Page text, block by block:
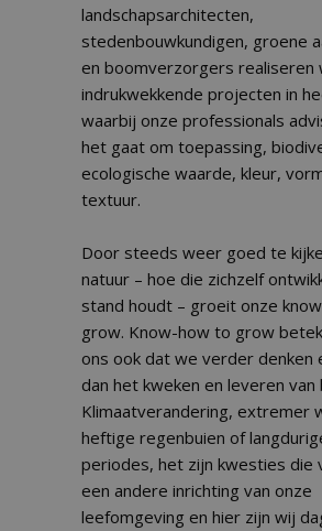
landschapsarchitecten,
stedenbouwkundigen, groene
en boomverzorgers realiseren
indrukwekkende projecten in
waarbij onze professionals
het gaat om toepassing,
ecologische waarde, kleur,
textuur.
Door steeds weer goed te
natuur – hoe die zichzelf
stand houdt – groeit onze
grow. Know-how to grow
ons ook dat we verder denken
dan het kweken en leveren van
Klimaatverandering, extremer
heftige regenbuien of
periodes, het zijn kwesties die
een andere inrichting van onze
leefomgeving en hier zijn wij